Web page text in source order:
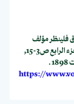
فلينظر مؤلف
القديس توما الأكويني : الخلاصة اللاهوتيَّة الجزء الرابع ص3-15,
.
https://